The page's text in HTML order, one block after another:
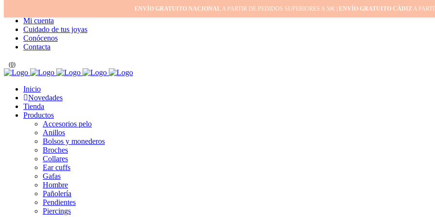
Mi cuenta
Cuidado de tus joyas
Conócenos
Contacta
(0)
Inicio
Novedades
Tienda
Productos
Accesorios pelo
Anillos
Bolsos y monederos
Broches
Collares
Ear cuffs
Gafas
Hombre
Pañolería
Pendientes
Piercings
ENVÍO GRATUITO NACIONALA PARTIR DE PEDIDOS SUPERIORES A 50€ | ENVÍO GRATUITO CÁDIZA